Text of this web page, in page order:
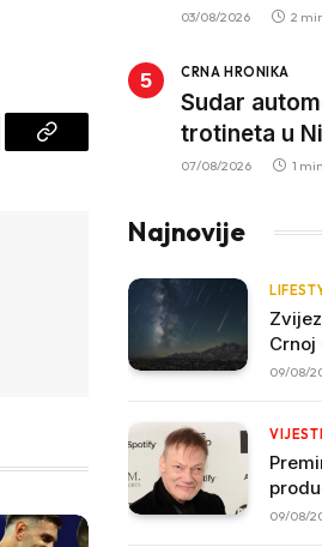
Copy
kapital
03/08/2026 2
CRNA HRONIKA
Sudar
trotineta u
vozač
07/08/2026 1
Najnovije
Crnoj
09/08/
VIJESTI
Light“
09/08/